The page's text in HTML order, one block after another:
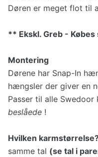
Døren er meget flot til
** Ekskl. Greb -
Montering
Dørene har Snap-In
hængsler der giver en
Passer til alle Swedoor
beslåede !
Hvilken
samme tal (se tal i